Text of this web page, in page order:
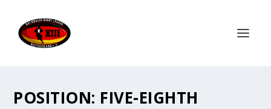
POSITION: FIVE-EIGHTH